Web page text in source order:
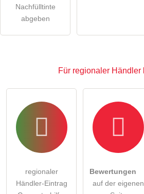
Klicken Sie hier um eine
regionaler Händler-Eintrag zu stellen
Nachfülltinte
abgeben
Für regionaler Händler
regionaler
Händler-Eintrag
Bewertungen
auf der eigenen